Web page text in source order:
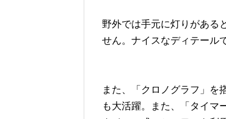
野外では手元に灯りがある
せん。ナイスなディテール
また、「クロノグラフ」を
も大活躍。また、「タイマ